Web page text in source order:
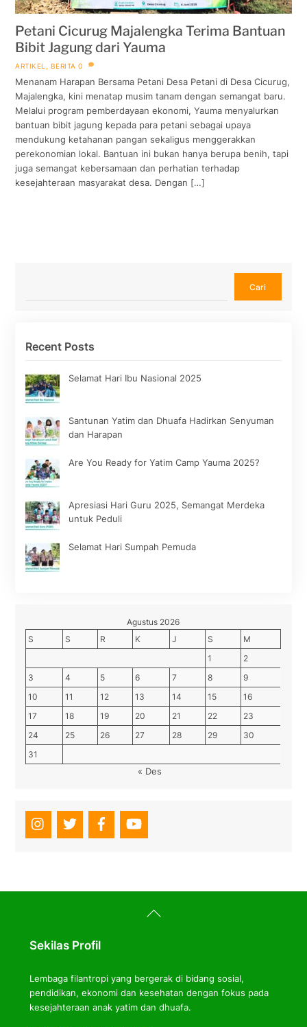
Petani Cicurug Majalengka Terima Bantuan
Bibit Jagung dari Yauma
ARTIKEL BERITA 0
Menanam Harapan Bersama Petani Desa Petani di Desa Cicurug,
Majalengka, kini menatap musim tanam dengan semangat baru.
Melalui program pemberdayaan ekonomi, Yauma menyalurkan
bantuan bibit jagung kepada para petani sebagai upaya
mendukung ketahanan pangan sekaligus menggerakkan
perekonomian lokal. Bantuan ini bukan hanya berupa benih, tapi
juga semangat kebersamaan dan perhatian terhadap
kesejahteraan masyarakat desa. Dengan […]
Cari
Recent Posts
Selamat Hari Ibu Nasional 2025
Santunan Yatim dan Dhuafa Hadirkan Senyuman
dan Harapan
Are You Ready for Yatim Camp Yauma 2025?
Apresiasi Hari Guru 2025, Semangat Merdeka
untuk Peduli
Selamat Hari Sumpah Pemuda
Agustus 2026
S
S R K J S
M
1
2
3
4 5 6 7 8
9
10
11 12 13 14 15
16
17
18 19 20 21 22
23
24
25 26 27 28 29
30
31
« Des
Back
To
Sekilas Profil
Lembaga filantropi yang bergerak di bidang sosial,
pendidikan, ekonomi dan kesehatan dengan fokus pada
kesejahteraan anak yatim dan dhuafa.